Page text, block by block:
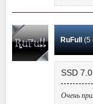
RuFull(5
SSD
Очень